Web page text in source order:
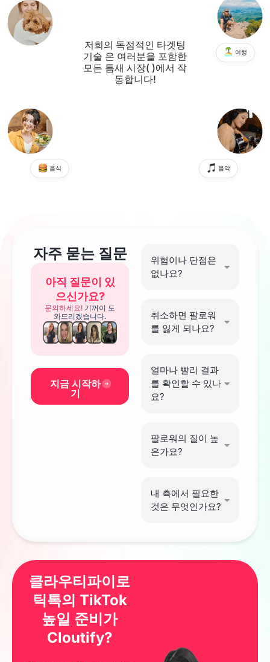
저희의 독점적인 타겟팅
기술 은 여러분을 포함한
모든 틈새 시장( )에서 작
동합니다!
여행
음식 음악
자주 묻는 질문
지금 시작하
기
아직 질문이 있
으신가요?
문의하세요! 기꺼이 도
와드리겠습니다.
위험이나 단점은
없나요?
취소하면 팔로워
를 잃게 되나요?
얼마나 빨리 결과
를 확인할 수 있나
요?
팔로워의 질이 높
은가요?
내 측에서 필요한
것은 무엇인가요?
클라우티파이로
틱톡의 TikTok
높일 준비가
Cloutify?